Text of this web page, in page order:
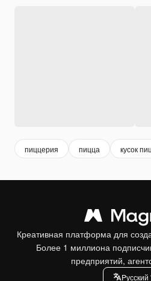
пиццерия пицца кусок
Креативная платформа для
Более 1 миллиона
предприятий,
Pусский